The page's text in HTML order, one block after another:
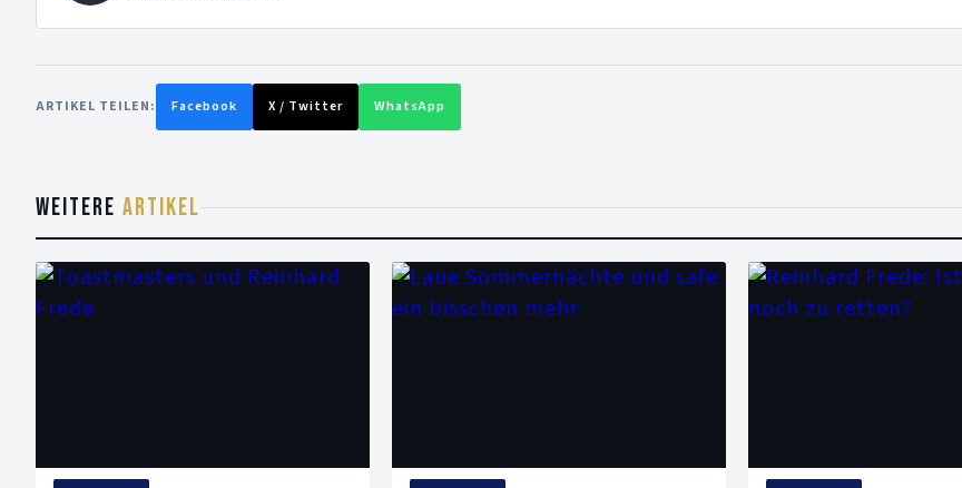
ARTIKEL TEILEN: Facebook X / Twitter WhatsApp
WEITERE ARTIKEL